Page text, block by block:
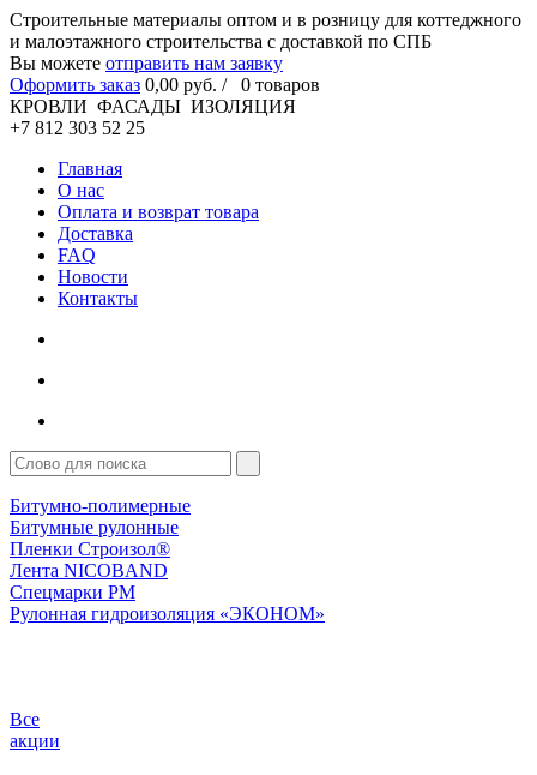
Cтроительные материалы оптом и в розницу для коттеджного
и малоэтажного строительства с доставкой по СПБ
Вы можете отправить нам заявку
Оформить заказ 0,00 руб. / 0 товаров
КРОВЛИ ФАСАДЫ ИЗОЛЯЦИЯ
+7 812 303 52 25
Главная
О нас
Оплата и возврат товара
Доставка
FAQ
Новости
Контакты
Битумно-полимерные
Битумные рулонные
Пленки Строизол®
Лента NICOBAND
Спецмарки РМ
Рулонная гидроизоляция «ЭКОНОМ»
Все
акции